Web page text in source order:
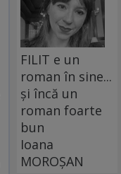
FILIT e un
roman în sine...
și încă un
roman foarte
bun
Ioana
MOROȘAN